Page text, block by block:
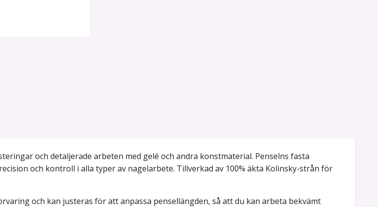
och detaljerade arbeten med gelé och andra konstmaterial. Penselns fasta
och kontroll i alla typer av nagelarbete. Tillverkad av 100% äkta Kolinsky-strån för
och kan justeras för att anpassa pensellängden, så att du kan arbeta bekvämt